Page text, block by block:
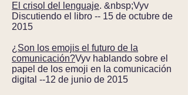
El crisol del lenguaje. &nbsp;Vyv
Discutiendo el libro -- 15 de octubre de
2015
¿Son los emojis el futuro de la
comunicación?Vyv hablando sobre el
papel de los emoji en la comunicación
digital --12 de junio de 2015